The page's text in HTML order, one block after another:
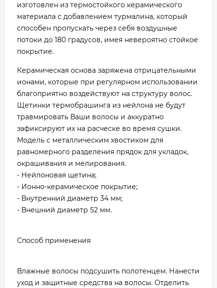
изготовлен из термостойкого керамического
материала с добавлением турмалина, который
способен пропускать через себя воздушные
потоки до 180 градусов, имея невероятно стойкое
покрытие.
Керамическая основа заряжена отрицательными
ионами, которые при регулярном использовании
благоприятно воздействуют на структуру волос.
Щетинки термобрашинга из нейлона не будут
травмировать Ваши волосы и аккуратно
зафиксируют их на расческе во время сушки.
Модель с металлическим хвостиком для
равномерного разделения прядок для укладок,
окрашивания и мелирования.
- Нейлоновая щетина;
- Ионно-керамическое покрытие;
- Внутренний диаметр 34 мм;
- Внешний диаметр 52 мм.
Способ применения
Влажные волосы подсушить полотенцем. Нанести
уход и защитные средства на волосы. Отделить